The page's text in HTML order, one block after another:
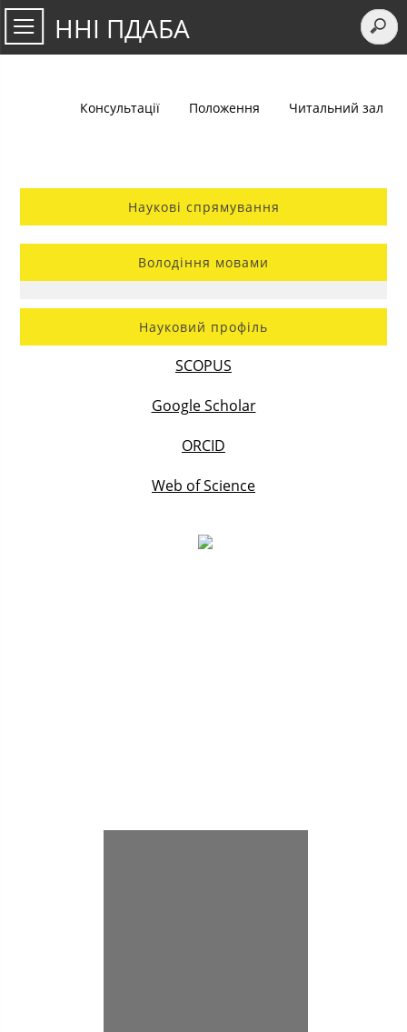
ННІ ПДАБА
Консультації Положення Читальний зал
Наукові спрямування
Володіння мовами
Науковий профіль
SCOPUS
Google Scholar
ORCID
Web of Science